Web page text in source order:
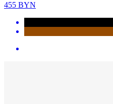
455 BYN